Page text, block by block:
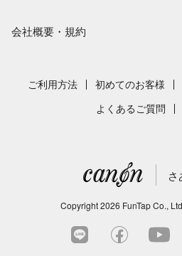
まもなく配信
保育
発表会
新沢としひこ
会社概要・規約
採用情報
サイトマップ
ご利用方法 初めてのお客様
よくあるご質問
さ
Copyright2026 FunTap Co.,